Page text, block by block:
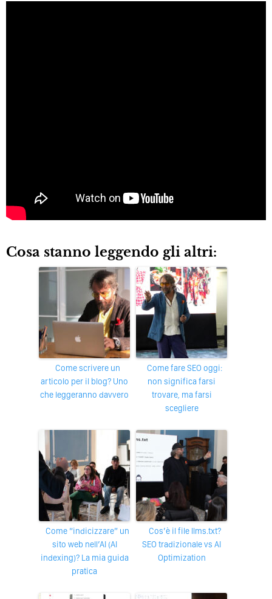
Cosa stanno leggendo gli altri:
Come scrivere un
articolo per il blog? Uno
che leggeranno davvero
Come fare SEO oggi:
non significa farsi
trovare, ma farsi
scegliere
Come “indicizzare” un
sito web nell’AI (AI
indexing)? La mia guida
pratica
Cos’è il file llms.txt?
SEO tradizionale vs AI
Optimization